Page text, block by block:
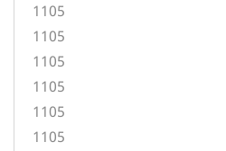
1105
1105
1105
1105
1105
1105